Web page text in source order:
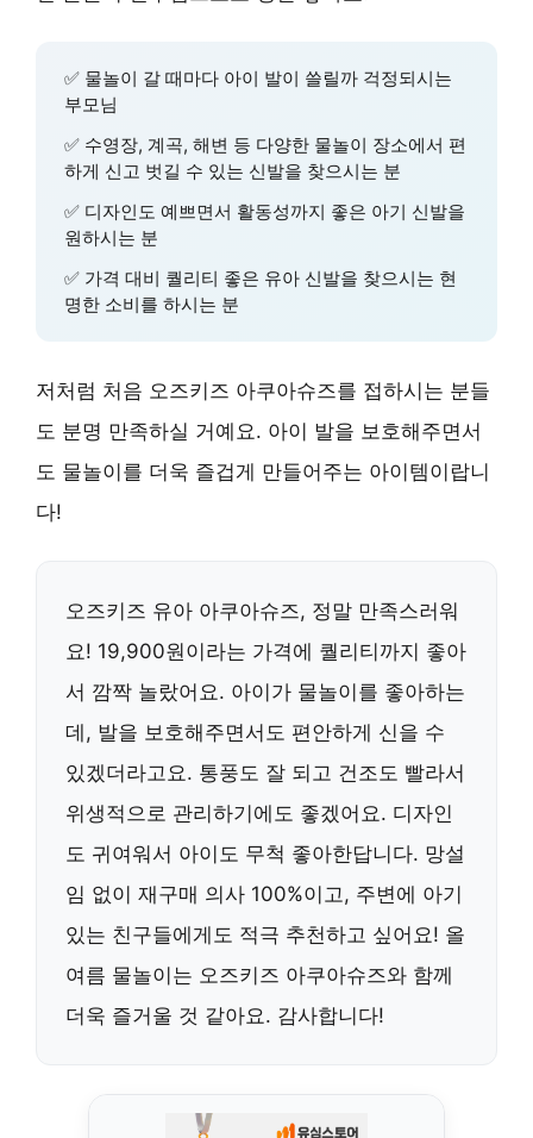
✅ 물놀이 갈 때마다 아이 발이 쓸릴까 걱정되시는
부모님
✅ 수영장, 계곡, 해변 등 다양한 물놀이 장소에서 편
하게 신고 벗길 수 있는 신발을 찾으시는 분
✅ 디자인도 예쁘면서 활동성까지 좋은 아기 신발을
원하시는 분
✅ 가격 대비 퀄리티 좋은 유아 신발을 찾으시는 현
명한 소비를 하시는 분
저처럼 처음 오즈키즈 아쿠아슈즈를 접하시는 분들
도 분명 만족하실 거예요. 아이 발을 보호해주면서
도 물놀이를 더욱 즐겁게 만들어주는 아이템이랍니
다!
오즈키즈 유아 아쿠아슈즈, 정말 만족스러워
요! 19,900원이라는 가격에 퀄리티까지 좋아
서 깜짝 놀랐어요. 아이가 물놀이를 좋아하는
데, 발을 보호해주면서도 편안하게 신을 수
있겠더라고요. 통풍도 잘 되고 건조도 빨라서
위생적으로 관리하기에도 좋겠어요. 디자인
도 귀여워서 아이도 무척 좋아한답니다. 망설
임 없이 재구매 의사 100%이고, 주변에 아기
있는 친구들에게도 적극 추천하고 싶어요! 올
여름 물놀이는 오즈키즈 아쿠아슈즈와 함께
더욱 즐거울 것 같아요. 감사합니다!